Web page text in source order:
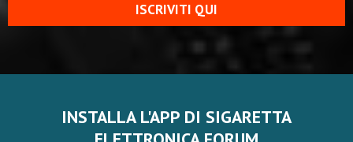
ISCRIVITI QUI
INSTALLA L'APP DI SIGARETTA